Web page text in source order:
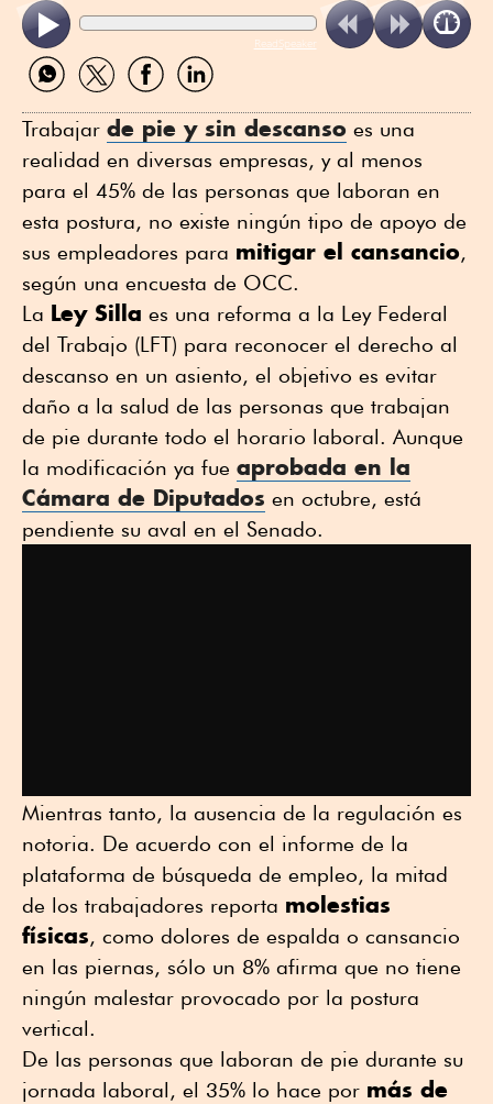
ReadSpeaker
Compartir
por
Compartir
por
Compartir
por
Compartir
por
Trabajar de pie y sin descanso es una
realidad en diversas empresas, y al menos
para el 45% de las personas que laboran en
esta postura, no existe ningún tipo de apoyo de
sus empleadores para mitigar el cansancio,
según una encuesta de OCC.
La Ley Silla es una reforma a la Ley Federal
del Trabajo (LFT) para reconocer el derecho al
descanso en un asiento, el objetivo es evitar
daño a la salud de las personas que trabajan
de pie durante todo el horario laboral. Aunque
la modificación ya fue aprobada en la
Cámara de Diputados en octubre, está
pendiente su aval en el Senado.
Mientras tanto, la ausencia de la regulación es
notoria. De acuerdo con el informe de la
plataforma de búsqueda de empleo, la mitad
de los trabajadores reporta molestias
físicas, como dolores de espalda o cansancio
en las piernas, sólo un 8% afirma que no tiene
ningún malestar provocado por la postura
vertical.
De las personas que laboran de pie durante su
jornada laboral, el 35% lo hace por más de